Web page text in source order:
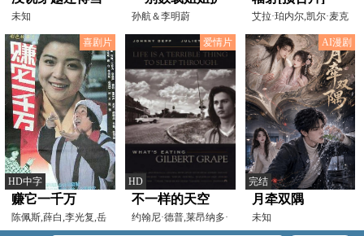
饲养员
未知
迎殿主回归
孙航＆李明蔚
艾拉·珀内尔,凯尔·麦克
拉克伦,沃尔顿·戈
喜剧片
HD中字
赚它一千万
陈佩斯,薛白,李光复,岳
秀清,陈强,孟庆良
爱情片
HD
不一样的天空
1993
约翰尼·德普,莱昂纳多·
迪卡普里奥,朱丽叶
AI漫剧
完结
月牵双隅
未知